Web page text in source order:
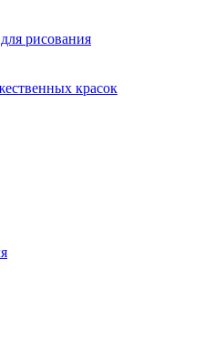
рисования
красок